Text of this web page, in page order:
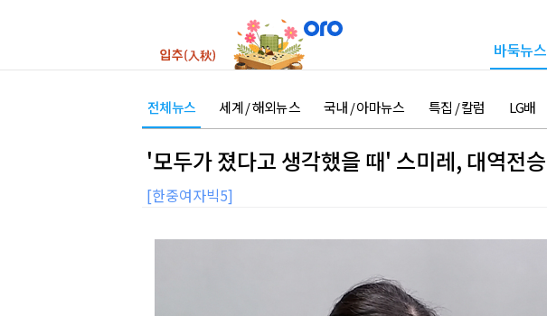
바둑뉴스
전체뉴스 세계 / 해외뉴스 국내 / 아마뉴스 특집 / 칼럼 LG배
'모두가 졌다고 생각했을 때' 스미레, 대역전승
[한중여자빅5]